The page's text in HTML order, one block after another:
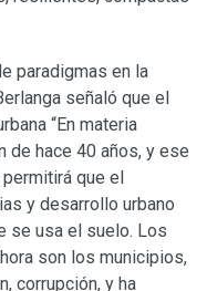
paradigmas en la
señaló que el
“En materia
de hace 40 años, y ese
que el
y desarrollo urbano
se usa el suelo. Los
son los municipios,
corrupción, y ha